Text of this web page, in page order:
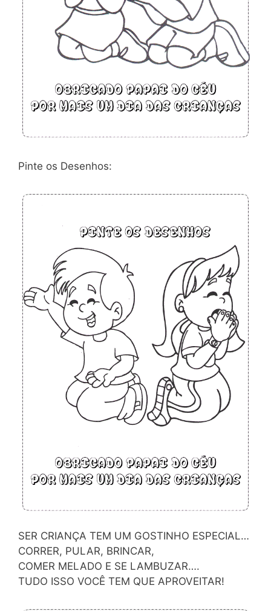
Pinte os Desenhos:
SER CRIANÇA TEM UM GOSTINHO ESPECIAL…
CORRER, PULAR, BRINCAR,
COMER MELADO E SE LAMBUZAR….
TUDO ISSO VOCÊ TEM QUE APROVEITAR!